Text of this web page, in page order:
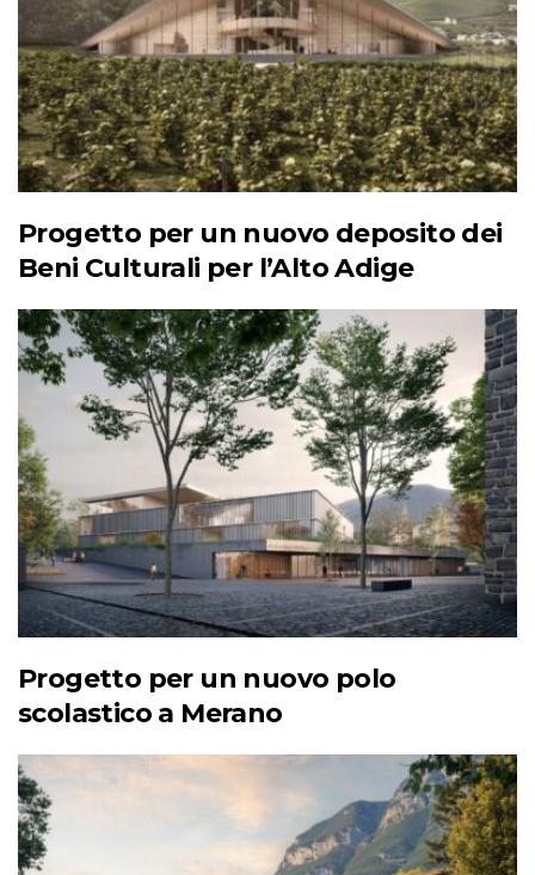
Progetto per un nuovo deposito dei
Beni Culturali per l’Alto Adige
Progetto per un nuovo polo
scolastico a Merano